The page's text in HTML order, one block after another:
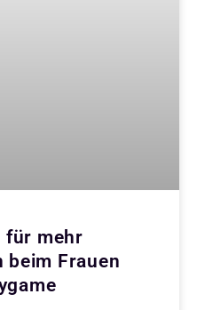
für mehr
beim Frauen